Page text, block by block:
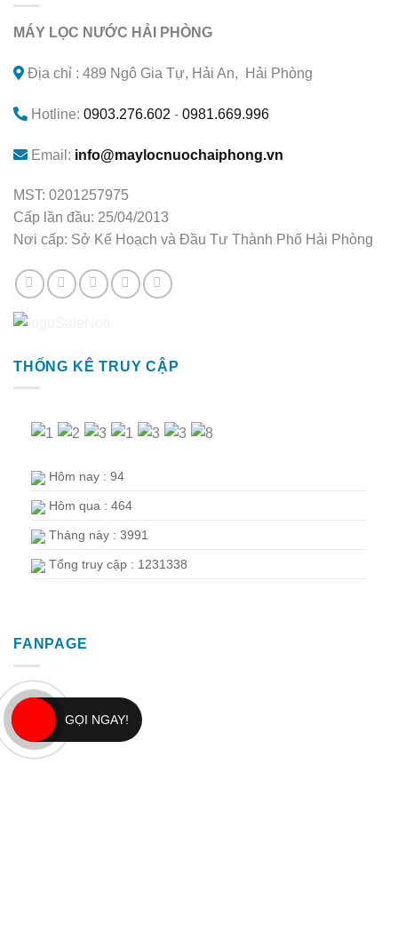
MÁY LỌC NƯỚC HẢI PHÒNG
Địa chỉ : 489 Ngô Gia Tự, Hải An, Hải Phòng
Hotline: 0903.276.602 - 0981.669.996
Email: info@maylocnuochaiphong.vn
MST: 0201257975
Cấp lần đầu: 25/04/2013
Nơi cấp: Sở Kế Hoạch và Đầu Tư Thành Phố Hải Phòng
THỐNG KÊ TRUY CẬP
Hôm nay : 94
Hôm qua : 464
Tháng này : 3991
Tổng truy cập : 1231338
FANPAGE
GỌI NGAY!